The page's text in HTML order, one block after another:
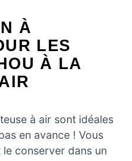
À
LES
À LA
à air sont idéales
en avance ! Vous
conserver dans un